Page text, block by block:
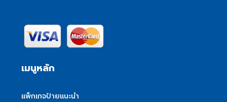
เมนูหลัก
แพ็กเกจป้ายแนะนำ